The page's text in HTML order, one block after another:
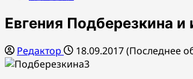
Евгения Подберезкина
Редактор 18.09.2017 (Последнее